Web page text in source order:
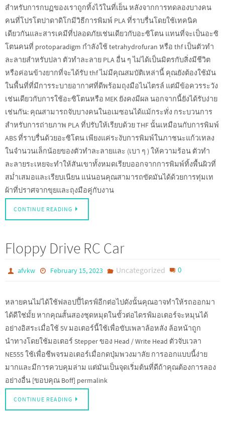
สำหรับการกบฏของเราถูกทิ้งไว้ในที่เย็น หลังจากการทดลองบางคน
คนที่โปรโตปาดาดิโกมีวิธีการพิมพ์ PLA ที่ราบรื่นโดยใช้เทคนิค
เดียวกันและสารเคมีที่ปลอดภัยเช่นเดียวกับอะซิโตน แทนที่จะเป็นอะซิ
โตนคนที่ protoparadigm กำลังใช้ tetrahydrofuran หรือ thf เป็นตัวทำ
ละลายสำหรับปลา ตัวทำละลาย PLA อื่น ๆ ไม่ได้เป็นมิตรกับสิ่งมีชีวิต
หรือค่อนข้างยากที่จะได้รับ thf ไม่มีคุณสมบัติเหล่านี้ คุณยังต้องใช้มัน
ในพื้นที่ที่มีการระบายอากาศที่ดีพร้อมถุงมือไนไตรล์ แต่มีข้อควรระวัง
เช่นเดียวกับการใช้อะซิโตนหรือ MEK ยังคงมีผล นอกจากนี้ยังได้รับง่าย
เช่นกัน: คุณสามารถจับบางคนในอเมซอนได้แม้กระทั่ง กระบวนการ
สำหรับการถ่ายภาพ PLA ที่ปรับให้เรียบด้วย THF นั้นเหมือนกับการพิมพ์
ABS ที่ราบรื่นด้วยอะซิโตน เพียงแค่ระงับการพิมพ์ในภาชนะแก้วเทลง
ในจำนวนเล็กน้อยของตัวทำละลายและ (เบา ๆ ) ให้ความร้อน ตัวทำ
ละลายระเหยจะทำให้สันเขาทั้งหมดเรียบออกจากการพิมพ์ทิ้งพื้นผิวที่
สม่ำเสมอและเรียบเนียน แน่นอนคุณสามารถขัดมันได้ด้วยการทุ่มเท
ผ้าที่ปราศจากขุยและถุงมือคู่กับงาน
CONTINUE READING
Floppy Drive RC Car
afvkw February 15, 2023 Uncategorized 0
หลายคนไม่ได้ใช้ฟลอปปี้ไดรฟ์อีกต่อไปดังนั้นคุณอาจทำให้รถออกมา
ได้ดีใช่มั้ย หากคุณสั้นสองชุดหมุดในขั้วต่อไดรฟ์มอเตอร์จะหมุนได้
อย่างอิสระเมื่อใช้ 5V มอเตอร์นี้ใช้เพื่อขับเพลาล้อหลัง ล้อหน้าถูก
นำทางโดยใช้มอเตอร์ Stepper ของ Head / Write Head ตัวจับเวลา
NE555 ใช้เพื่อชีพจรมอเตอร์เมื่อกดปุ่มพวงมาลัย การออกแบบนี้ง่าย
มากและมีการควบคุมล่าม แต่มันเป็นจุดเริ่มต้นที่ดีถ้าคุณต้องการลอง
อย่างอื่น [ขอบคุณ Boff] permalink
CONTINUE READING